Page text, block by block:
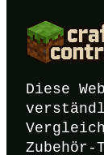
Diese